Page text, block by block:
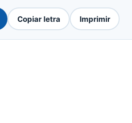
Copiar letra Imprimir